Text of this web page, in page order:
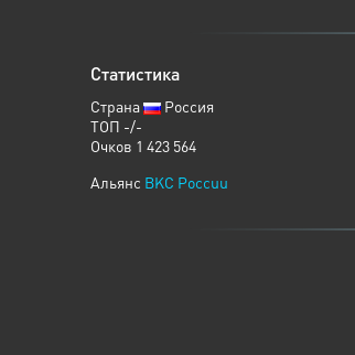
Статистика
Страна
Россия
ТОП -/-
Очков 1 423 564
Альянс BKC Poccuu